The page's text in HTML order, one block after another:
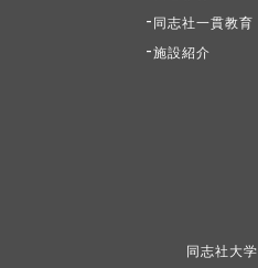
同志社一貫教育
施設紹介
同志社大学